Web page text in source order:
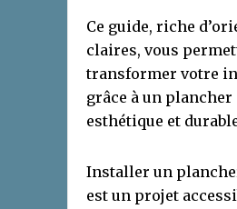
Ce guide, riche
claires, vous
transformer votre
grâce à un plancher
esthétique et
Installer un
est un projet